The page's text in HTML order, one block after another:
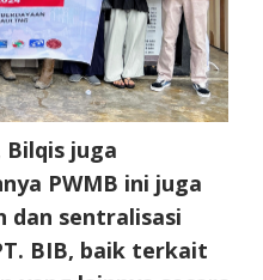
juga
PWMB ini juga
dan sentralisasi
BIB, baik terkait